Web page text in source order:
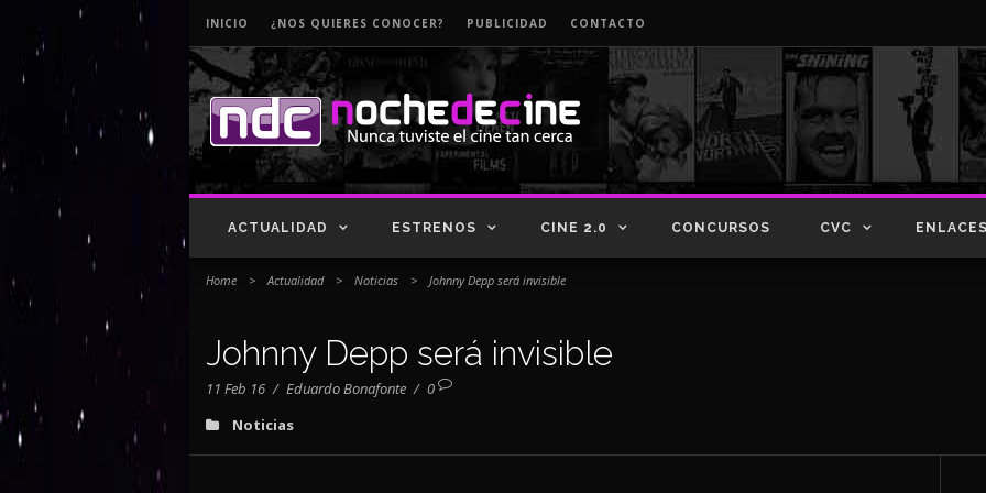
INICIO ¿NOS QUIERES CONOCER? PUBLICIDAD CONTACTO
ACTUALIDAD ESTRENOS CINE 2.0 CONCURSOS CVC
Home > Actualidad > Noticias > Johnny Depp será invisible
Johnny Depp será invisible
11 Feb 16 / Eduardo Bonafonte / 0
Noticias